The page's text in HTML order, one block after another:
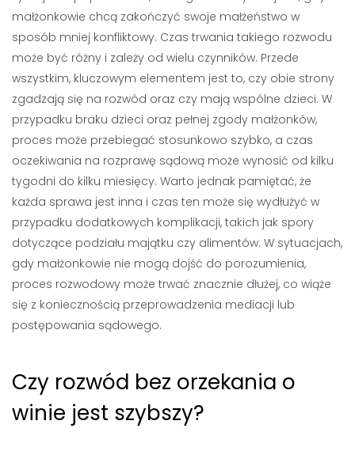
małżonkowie chcą zakończyć swoje małżeństwo w
sposób mniej konfliktowy. Czas trwania takiego rozwodu
może być różny i zależy od wielu czynników. Przede
wszystkim, kluczowym elementem jest to, czy obie strony
zgadzają się na rozwód oraz czy mają wspólne dzieci. W
przypadku braku dzieci oraz pełnej zgody małżonków,
proces może przebiegać stosunkowo szybko, a czas
oczekiwania na rozprawę sądową może wynosić od kilku
tygodni do kilku miesięcy. Warto jednak pamiętać, że
każda sprawa jest inna i czas ten może się wydłużyć w
przypadku dodatkowych komplikacji, takich jak spory
dotyczące podziału majątku czy alimentów. W sytuacjach,
gdy małżonkowie nie mogą dojść do porozumienia,
proces rozwodowy może trwać znacznie dłużej, co wiąże
się z koniecznością przeprowadzenia mediacji lub
postępowania sądowego.
Czy rozwód bez orzekania o
winie jest szybszy?